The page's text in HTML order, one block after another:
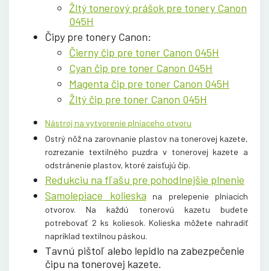
Žltý tonerový prášok pre tonery Canon
045H
Čipy pre tonery Canon:
Čierny čip pre toner Canon 045H
Cyan čip pre toner Canon 045H
Magenta čip pre toner Canon 045H
Žltý čip pre toner Canon 045H
Nástroj na vytvorenie plniaceho otvoru
Ostrý nôž na zarovnanie plastov na tonerovej kazete,
rozrezanie textilného puzdra v tonerovej kazete a
odstránenie plastov, ktoré zaisťujú čip.
Redukciu na fľašu pre pohodlnejšie plnenie
Samolepiace kolieska na prelepenie plniacich
otvorov. Na každú tonerovú kazetu budete
potrebovať 2 ks koliesok. Kolieska môžete nahradiť
napríklad textilnou páskou.
Tavnú pištoľ alebo lepidlo na zabezpečenie
čipu na tonerovej kazete.